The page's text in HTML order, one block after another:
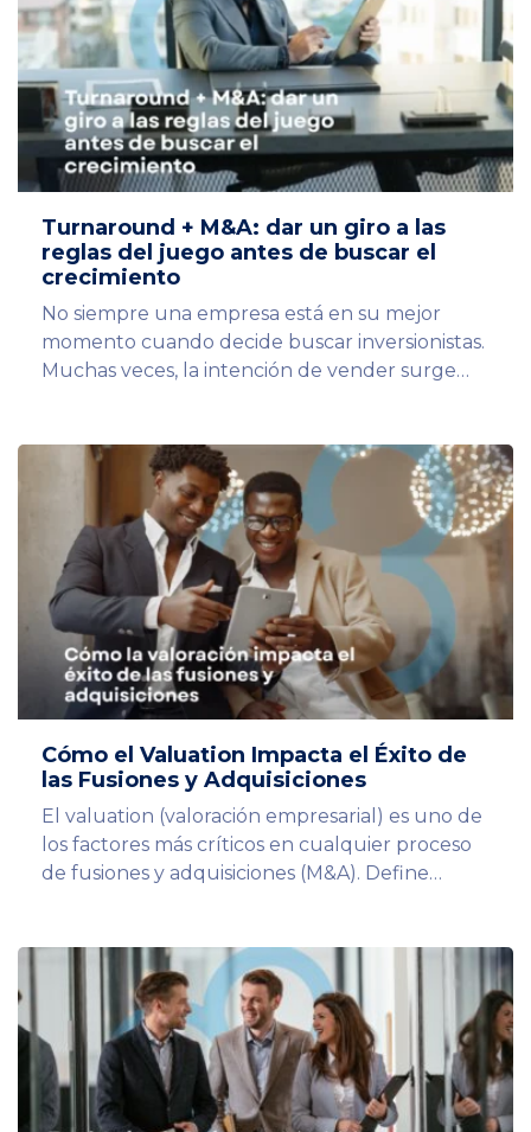
Turnaround + M&A: dar un giro a las
reglas del juego antes de buscar el
crecimiento
No siempre una empresa está en su mejor
momento cuando decide buscar inversionistas.
Muchas veces, la intención de vender surge…
Cómo el Valuation Impacta el Éxito de
las Fusiones y Adquisiciones
El valuation (valoración empresarial) es uno de
los factores más críticos en cualquier proceso
de fusiones y adquisiciones (M&A). Define…